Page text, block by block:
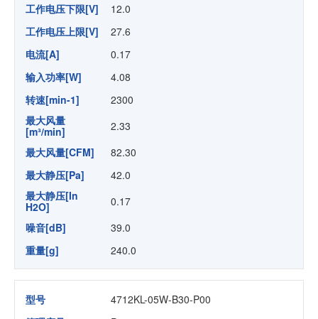
工作电压下限[V]
12.0
工作电压上限[V]
27.6
电流[A]
0.17
输入功率[W]
4.08
转速[min-1]
2300
最大风量
[m³/min]
2.33
最大风量[CFM]
82.30
最大静压[Pa]
42.0
最大静压[In
H2O]
0.17
噪音[dB]
39.0
重量[g]
240.0
型号
4712KL-05W-B30-P00